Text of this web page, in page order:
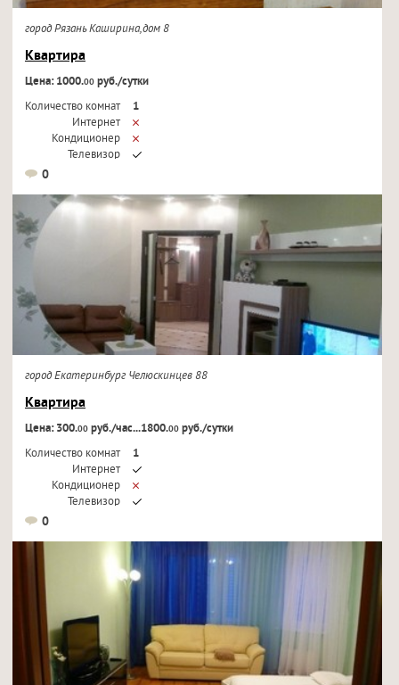
город Рязань Каширина,дом 8
Квартира
Цена: 1000.00руб./сутки
Количество комнат
1
Интернет
Кондиционер
Телевизор
0
город Екатеринбург Челюскинцев 88
Квартира
Цена: 300.00руб./час...1800.00руб./сутки
Количество комнат
1
Интернет
Кондиционер
Телевизор
0